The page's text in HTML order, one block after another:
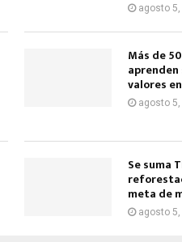
agosto 5,
Más de
valores
agosto 5,
Se suma
meta de
agosto 5,